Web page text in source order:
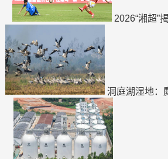
2026“湘超”
洞庭湖湿地：